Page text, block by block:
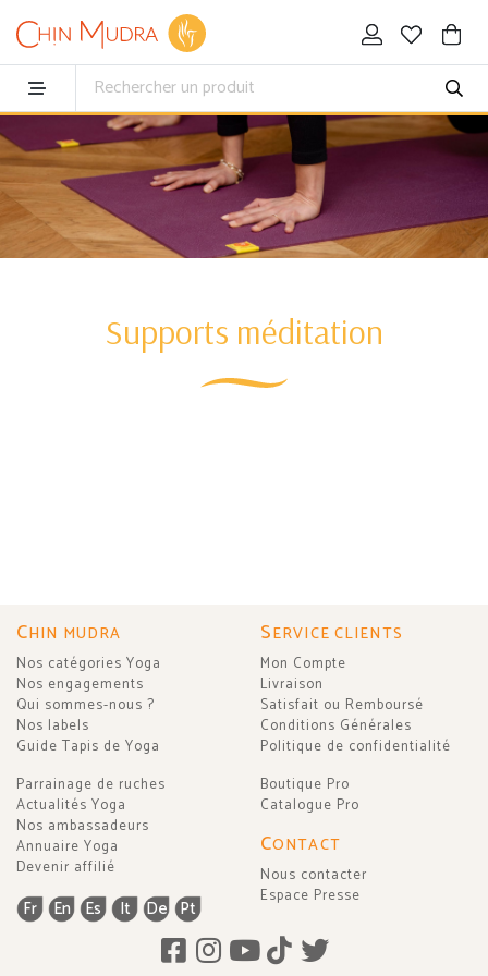
Supports méditation
CHIN MUDRA
Nos catégories Yoga
Nos engagements
Qui sommes-nous ?
Nos labels
Guide Tapis de Yoga
Parrainage de ruches
Actualités Yoga
Nos ambassadeurs
Annuaire Yoga
Devenir affilié
Fr En Es It De Pt
SERVICE CLIENTS
Mon Compte
Livraison
Satisfait ou Remboursé
Conditions Générales
Politique de confidentialité
Boutique Pro
Catalogue Pro
CONTACT
Nous contacter
Espace Presse